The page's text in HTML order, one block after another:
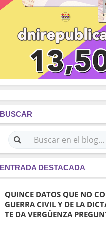
BUSCAR
ENTRADA DESTACADA
QUINCE DATOS QUE NO
GUERRA CIVIL Y DE LA
TE DA VERGÜENZA